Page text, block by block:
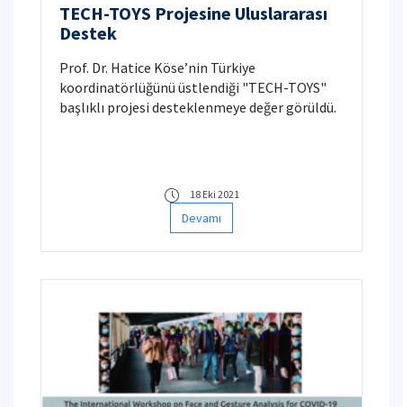
TECH-TOYS Projesine Uluslararası
Destek
Prof. Dr. Hatice Köse’nin Türkiye
koordinatörlüğünü üstlendiği "TECH-TOYS"
başlıklı projesi desteklenmeye değer görüldü.
18 Eki 2021
Devamı